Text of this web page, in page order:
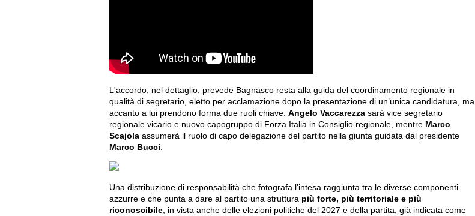
L'accordo, nel dettaglio, prevede Bagnasco resta alla guida del coordinamento regionale in
qualità di segretario, eletto per acclamazione dopo la presentazione di un’unica candidatura, ma
accanto a lui prendono forma due ruoli chiave: Angelo Vaccarezza sarà vice segretario
regionale vicario e nuovo capogruppo di Forza Italia in Consiglio regionale, mentre Marco
Scajola assumerà il ruolo di capo delegazione del partito nella giunta guidata dal presidente
Marco Bucci.
Una distribuzione di responsabilità che fotografa l’intesa raggiunta tra le diverse componenti
azzurre e che punta a dare al partito una struttura più forte, più territoriale e più
riconoscibile, in vista anche delle elezioni politiche del 2027 e della partita, già indicata come